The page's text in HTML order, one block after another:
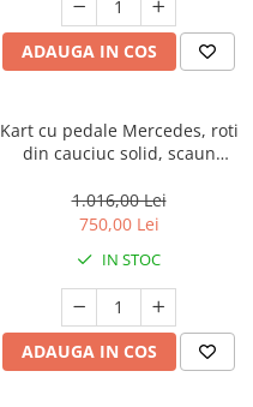
ADAUGA IN COS
Kart cu pedale Mercedes, roti
din cauciuc solid, scaun
rosu
1.016,00 Lei
750,00 Lei
IN STOC
ADAUGA IN COS